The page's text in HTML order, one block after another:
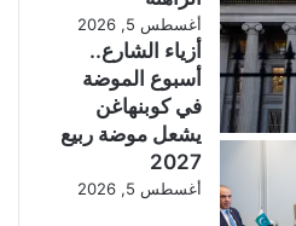
أغسطس 5, 2026
أزياء الشارع..
أسبوع الموضة
في كوبنهاغن
يشعل موضة ربيع
2027
أغسطس 5, 2026